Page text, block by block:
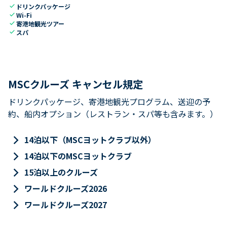
check ドリンクパッケージ
checkWi-Fi
check寄港地観光ツアー
check スパ
MSCクルーズ キャンセル規定
ドリンクパッケージ、寄港地観光プログラム、送迎の予
約、船内オプション（レストラン・スパ等も含みます。）
keyboard_arrow_right 14泊以下（MSCヨットクラブ以外）
keyboard_arrow_right 14泊以下のMSCヨットクラブ
keyboard_arrow_right 15泊以上のクルーズ
keyboard_arrow_right ワールドクルーズ2026
keyboard_arrow_right ワールドクルーズ2027